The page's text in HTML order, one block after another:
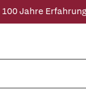
100 Jahre Erfahrung